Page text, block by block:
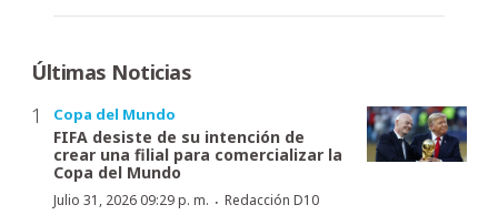
Últimas Noticias
Copa del Mundo
FIFA desiste de su intención de
crear una filial para comercializar la
Copa del Mundo
Julio 31, 2026 09:29 p. m. · Redacción D10